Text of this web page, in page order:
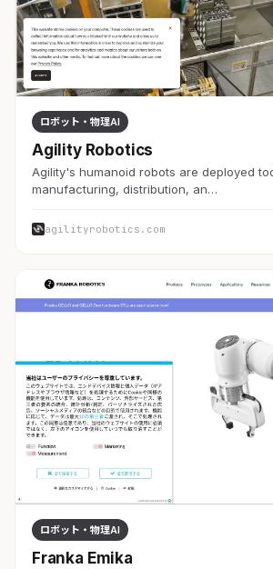
ロボット・物理AI
Agility Robotics
Agility's humanoid robots are deployed
manufacturing, distribution, an…
agilityrobotics.com
ロボット・物理AI
Franka Emika